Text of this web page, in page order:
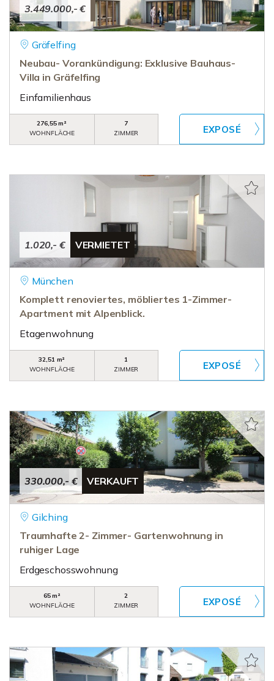
3.449.000,- €
Gräfelfing
Neubau- Vorankündigung: Exklusive Bauhaus-
Villa in Gräfelfing
Einfamilienhaus
276,55 m²
WOHNFLÄCHE
7
ZIMMER
1.020,- € VERMIETET
München
Komplett renoviertes, möbliertes 1-Zimmer-
Apartment mit Alpenblick.
Etagenwohnung
32,51 m²
WOHNFLÄCHE
1
ZIMMER
330.000,- € VERKAUFT
Gilching
Traumhafte 2- Zimmer- Gartenwohnung in
ruhiger Lage
Erdgeschosswohnung
65 m²
WOHNFLÄCHE
2
ZIMMER